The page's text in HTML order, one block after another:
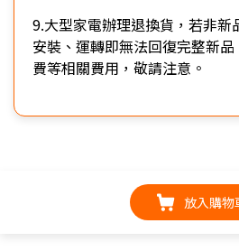
9.大型家電辦理退換貨，若非新
安裝、運轉即無法回復完整新
費等相關費用，敬請注意。
放入購物